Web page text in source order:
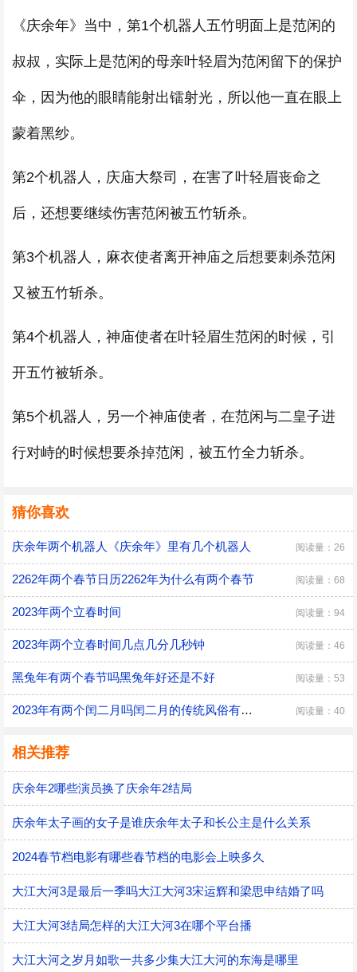
《庆余年》当中，第1个机器人五竹明面上是范闲的
叔叔，实际上是范闲的母亲叶轻眉为范闲留下的保护
伞，因为他的眼睛能射出镭射光，所以他一直在眼上
蒙着黑纱。
第2个机器人，庆庙大祭司，在害了叶轻眉丧命之
后，还想要继续伤害范闲被五竹斩杀。
第3个机器人，麻衣使者离开神庙之后想要刺杀范闲
又被五竹斩杀。
第4个机器人，神庙使者在叶轻眉生范闲的时候，引
开五竹被斩杀。
第5个机器人，另一个神庙使者，在范闲与二皇子进
行对峙的时候想要杀掉范闲，被五竹全力斩杀。
猜你喜欢
庆余年两个机器人《庆余年》里有几个机器人 阅读量：26
2262年两个春节日历2262年为什么有两个春节 阅读量：68
2023年两个立春时间 阅读量：94
2023年两个立春时间几点几分几秒钟 阅读量：46
黑兔年有两个春节吗黑兔年好还是不好 阅读量：53
2023年有两个闰二月吗闰二月的传统风俗有哪些 阅读量：40
相关推荐
庆余年2哪些演员换了庆余年2结局
庆余年太子画的女子是谁庆余年太子和长公主是什么关系
2024春节档电影有哪些春节档的电影会上映多久
大江大河3是最后一季吗大江大河3宋运辉和梁思申结婚了吗
大江大河3结局怎样的大江大河3在哪个平台播
大江大河之岁月如歌一共多少集大江大河的东海是哪里